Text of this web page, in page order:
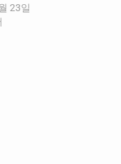
기사에 대해 댓
자동으로 비활
23일